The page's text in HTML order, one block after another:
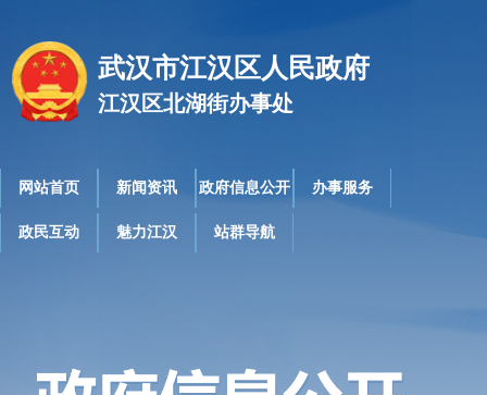
武汉市江汉区人民政府
江汉区北湖街办事处
网站首页 新闻资讯 政府信息公开 办事服务
政民互动 魅力江汉 站群导航